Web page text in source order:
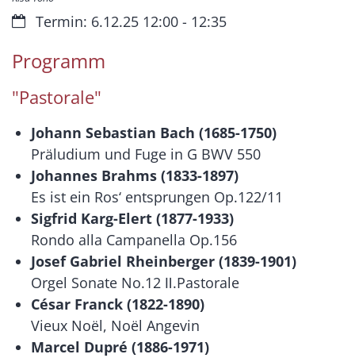
Datum:Termin: 6.12.25 12:00 - 12:35
Programm
"Pastorale"
Johann Sebastian Bach (1685-1750)
Präludium und Fuge in G BWV 550
Johannes Brahms (1833-1897)
Es ist ein Ros‘ entsprungen Op.122/11
Sigfrid Karg-Elert (1877-1933)
Rondo alla Campanella Op.156
Josef Gabriel Rheinberger (1839-1901)
Orgel Sonate No.12 Ⅱ.Pastorale
César Franck (1822-1890)
Vieux Noël, Noël Angevin
Marcel Dupré (1886-1971)